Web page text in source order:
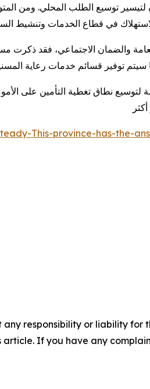
100 مليار يوان لتيسير توسيع الطلب
والضمان الاجتماعي، فقد ذكرت
لتوسيع نطاق تغطية التأمين على
This-province-has-the-
responsibility or liability for
If you have any